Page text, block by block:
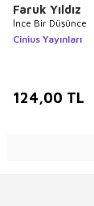
Faruk Yıldız
İnce Bir Düşünce
Cinius Yayınları
124,00 TL